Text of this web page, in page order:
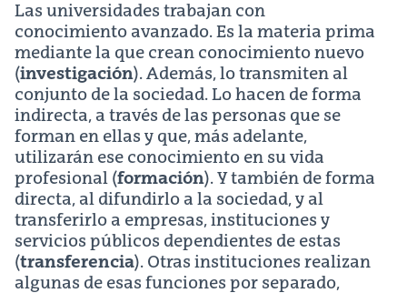
Las universidades trabajan con
conocimiento avanzado. Es la materia prima
mediante la que crean conocimiento nuevo
(investigación). Además, lo transmiten al
conjunto de la sociedad. Lo hacen de forma
indirecta, a través de las personas que se
forman en ellas y que, más adelante,
utilizarán ese conocimiento en su vida
profesional (formación). Y también de forma
directa, al difundirlo a la sociedad, y al
transferirlo a empresas, instituciones y
servicios públicos dependientes de estas
(transferencia). Otras instituciones realizan
algunas de esas funciones por separado,